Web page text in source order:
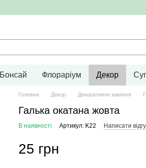
Бонсай Флораріум Декор
Головна Декор Декоративне каміння
Галька окатана жовта
В наявності Артикул: K22 Написати
25 грн